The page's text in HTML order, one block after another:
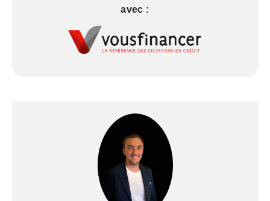
est exposé sont disponibles sur le site Géorisques
: www. georisques. gouv. fr
avec :